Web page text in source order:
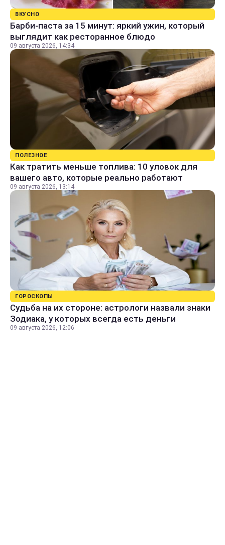
ВКУСНО
Барби-паста за 15 минут: яркий ужин, который
выглядит как ресторанное блюдо
09 августа 2026, 14:34
ПОЛЕЗНОЕ
Как тратить меньше топлива: 10 уловок для
вашего авто, которые реально работают
09 августа 2026, 13:14
ГОРОСКОПЫ
Судьба на их стороне: астрологи назвали знаки
Зодиака, у которых всегда есть деньги
09 августа 2026, 12:06